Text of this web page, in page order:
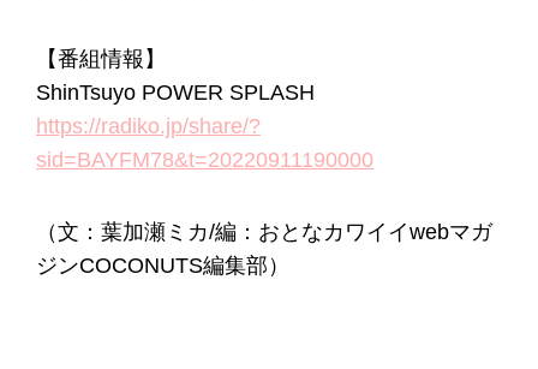
【番組情報】
ShinTsuyo POWER SPLASH
https://radiko.jp/share/?
sid=BAYFM78&t=20220911190000
（文：葉加瀬ミカ/編：おとなカワイイwebマガ
ジンCOCONUTS編集部）